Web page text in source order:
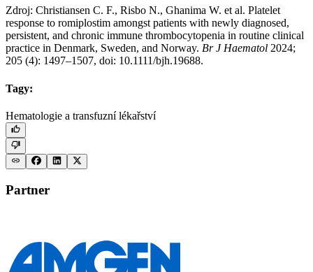
Zdroj: Christiansen C. F., Risbo N., Ghanima W. et al. Platelet
response to romiplostim amongst patients with newly diagnosed,
persistent, and chronic immune thrombocytopenia in routine clinical
practice in Denmark, Sweden, and Norway. Br J Haematol 2024;
205 (4): 1497–1507, doi: 10.1111/bjh.19688.
Tagy:
Hematologie a transfuzní lékařství
Partner